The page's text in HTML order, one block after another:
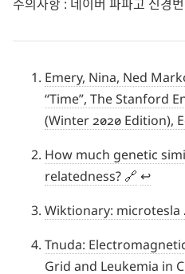
주의사항 : 네이버 파파고 신경
Emery, Nina, Ned
“Time”, The Stanford
(Winter 2020 Edition),
How much genetic
relatedness?
↩︎
Wiktionary: microtesla
Tnuda:
Grid and Leukemia in